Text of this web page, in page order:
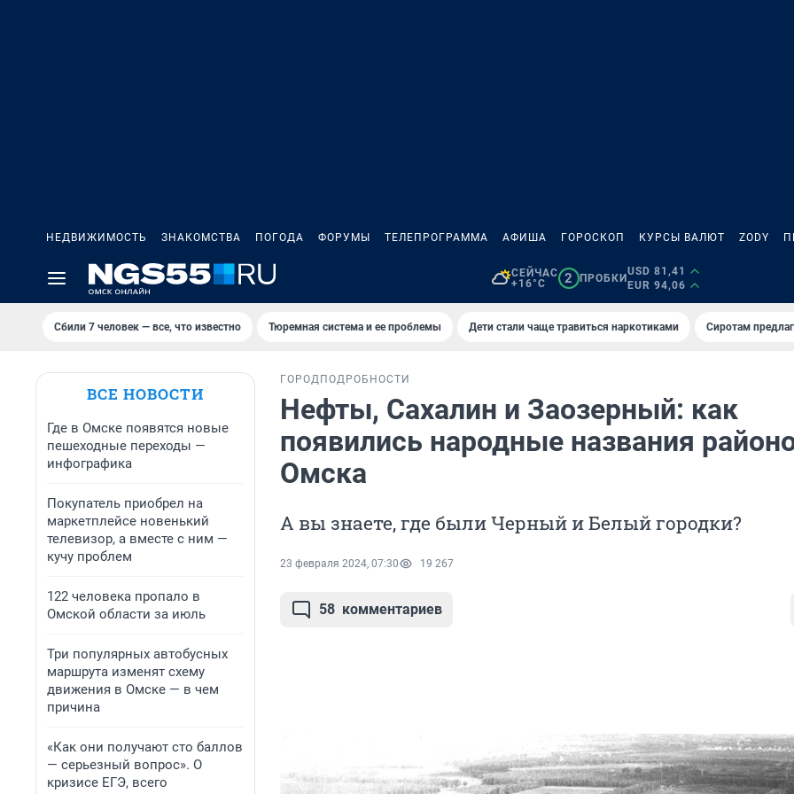
НЕДВИЖИМОСТЬ ЗНАКОМСТВА ПОГОДА ФОРУМЫ ТЕЛЕПРОГРАММА АФИША ГОРОСКОП КУРСЫ ВАЛЮТ ZODY
СЕЙЧАС
+16°C
2 ПРОБКИ
USD 81,41
EUR 94,06
Сбили 7 человек — все, что известно Тюремная система и ее проблемы Дети стали чаще травиться наркотиками Сиротам
ВСЕ НОВОСТИ
Где в Омске появятся новые
пешеходные переходы —
инфографика
Покупатель приобрел на
маркетплейсе новенький
телевизор, а вместе с ним —
кучу проблем
122 человека пропало в
Омской области за июль
Три популярных автобусных
маршрута изменят схему
движения в Омске — в чем
причина
«Как они получают сто баллов
— серьезный вопрос». О
кризисе ЕГЭ, всего
ГОРОД ПОДРОБНОСТИ
Нефты, Сахалин и Заозерный: как
появились народные названия
Омска
А вы знаете, где были Черный и Белый городки?
23 февраля 2024, 07:30 19 267
58 комментариев